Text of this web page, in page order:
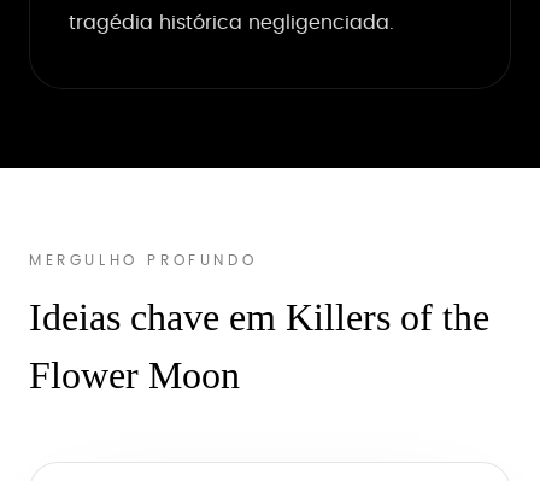
tragédia histórica negligenciada.
MERGULHO PROFUNDO
Ideias chave em Killers of the
Flower Moon